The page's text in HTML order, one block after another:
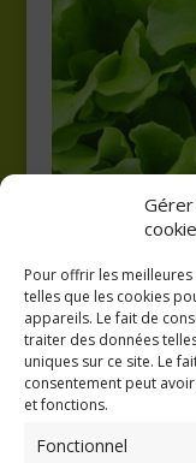
Pour offrir les
telles que les cookies
appareils. Le fait de
traiter des données
uniques sur ce site. Le
consentement peut
et fonctions.
Fonctionnel